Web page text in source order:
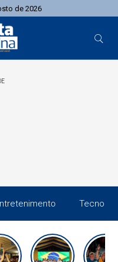
de 2026